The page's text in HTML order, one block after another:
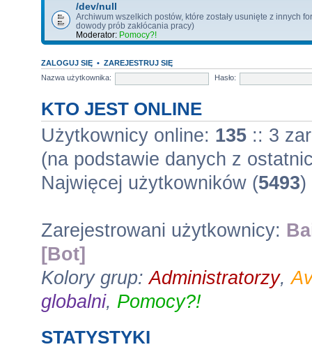
/dev/null
Archiwum wszelkich postów, które zostały usunięte z innych
dowody prób zakłócania pracy)
Moderator: Pomocy?!
ZALOGUJ SIĘ• ZAREJESTRUJ SIĘ
Nazwa użytkownika:
Hasło:
KTO JEST ONLINE
Użytkownicy online: 135:: 3
(na podstawie danych z
Najwięcej użytkowników (5493)
Zarejestrowani użytkownicy:
[Bot]
Kolory grup:Administratorzy,
globalni, Pomocy?!
STATYSTYKI